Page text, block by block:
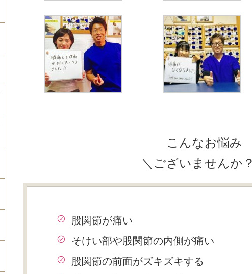
こんなお悩み
＼ございませんか
股関節が痛い
そけい部や股関節の内側が痛い
股関節の前面がズキズキする